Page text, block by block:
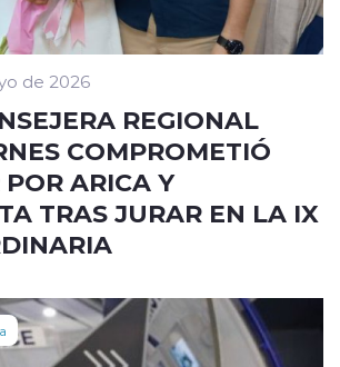
de 2026
REGIONAL
COMPROMETIÓ
ARICA Y
TRAS JURAR EN LA IX